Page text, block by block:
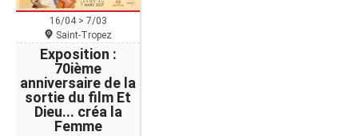
16/04 > 7/03
Saint-Tropez
Exposition :
70ième
anniversaire de la
sortie du film Et
Dieu... créa la
Femme